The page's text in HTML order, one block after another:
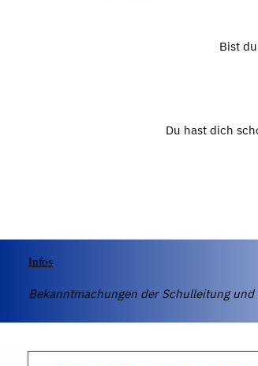
Bist
Du hast dich
Infos
Bekanntmachungen der Schulleitung